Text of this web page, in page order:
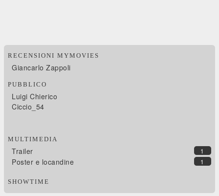
RECENSIONI MYMOVIES
Giancarlo Zappoli
PUBBLICO
Luigi Chierico
Ciccio_54
MULTIMEDIA
1
Trailer
1
Poster e locandine
SHOWTIME